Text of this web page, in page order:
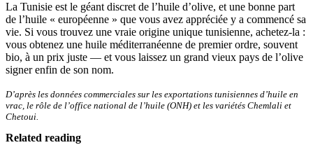
La Tunisie est le géant discret de l’huile d’olive, et une bonne part
de l’huile « européenne » que vous avez appréciée y a commencé sa
vie. Si vous trouvez une vraie origine unique tunisienne, achetez-la :
vous obtenez une huile méditerranéenne de premier ordre, souvent
bio, à un prix juste — et vous laissez un grand vieux pays de l’olive
signer enfin de son nom.
D’après les données commerciales sur les exportations tunisiennes d’huile en
vrac, le rôle de l’office national de l’huile (ONH) et les variétés Chemlali et
Chetoui.
Related reading